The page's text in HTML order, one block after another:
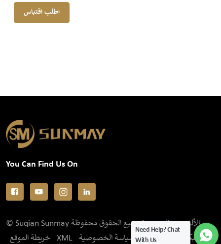
اطلب اقتباس
You Can Find Us On
© Suqian Sunmay الألومنيوم المحدودة جميع الحقوق محفوظة .
خريطة الموقع
XML سياسة الخصوصية IPv6 الشبكة المدعومة
Need Help? Chat
With Us